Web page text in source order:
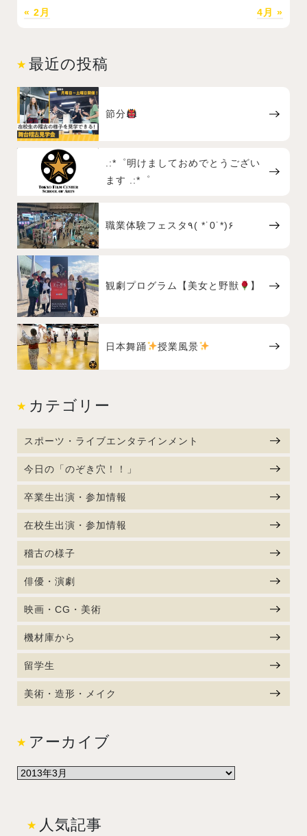
« 2月 4月 »
最近の投稿
節分
.:*゜明けましておめでとうござい
ます .:*゜
職業体験フェスタ٩( *˙0˙*)۶
観劇プログラム【美女と野獣 】
日本舞踊 授業風景
カテゴリー
スポーツ・ライブエンタテインメント
今日の「のぞき穴！！」
卒業生出演・参加情報
在校生出演・参加情報
稽古の様子
俳優・演劇
映画・CG・美術
機材庫から
留学生
美術・造形・メイク
アーカイブ
人気記事